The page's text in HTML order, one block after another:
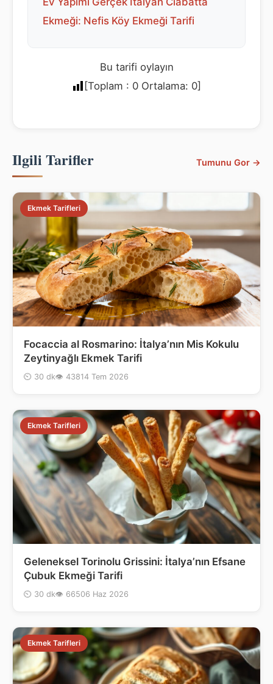
Ekmeği: Nefis Köy Ekmeği Tarifi
Bu tarifi oylayın
[Toplam : 0 Ortalama: 0]
Ilgili Tarifler Tumunu Gor →
Ekmek Tarifleri
Focaccia al Rosmarino: İtalya’nın Mis Kokulu
Zeytinyağlı Ekmek Tarifi
⏲ 30 dk👁 43814 Tem 2026
Ekmek Tarifleri
Geleneksel Torinolu Grissini: İtalya’nın Efsane
Çubuk Ekmeği Tarifi
⏲ 30 dk👁 66506 Haz 2026
Ekmek Tarifleri